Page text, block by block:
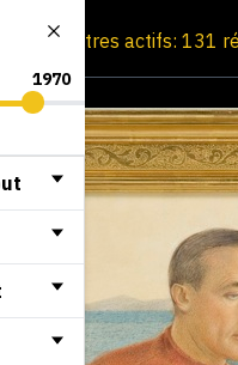
Filtres actifs: 131